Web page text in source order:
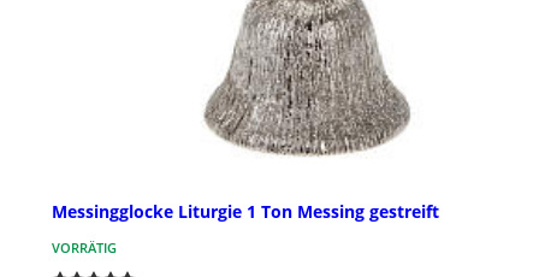
Messingglocke Liturgie 1 Ton Messing gestreift
VORRÄTIG